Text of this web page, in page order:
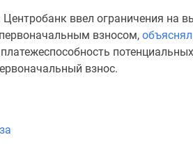
ввел ограничения на
взносом,
потенциальных
взнос.